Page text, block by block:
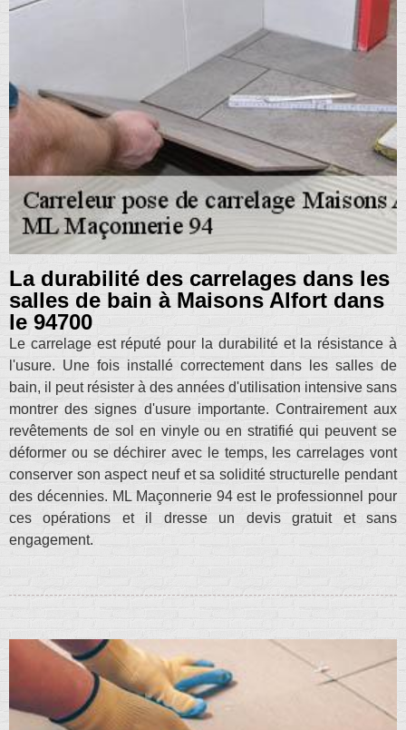
La durabilité des carrelages dans les
salles de bain à Maisons Alfort dans
le 94700
Le carrelage est réputé pour la durabilité et la résistance à
l'usure. Une fois installé correctement dans les salles de
bain, il peut résister à des années d'utilisation intensive sans
montrer des signes d'usure importante. Contrairement aux
revêtements de sol en vinyle ou en stratifié qui peuvent se
déformer ou se déchirer avec le temps, les carrelages vont
conserver son aspect neuf et sa solidité structurelle pendant
des décennies. ML Maçonnerie 94 est le professionnel pour
ces opérations et il dresse un devis gratuit et sans
engagement.